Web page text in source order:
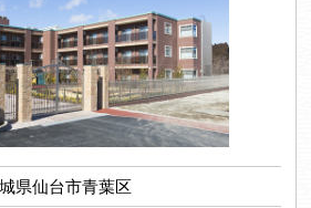
県仙台市青葉区